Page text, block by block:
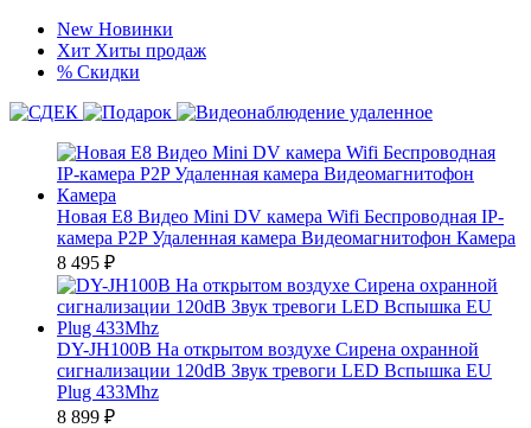
New Новинки
Хит Хиты продаж
% Скидки
Новая E8 Видео Mini DV камера Wifi Беспроводная IP-
камера P2P Удаленная камера Видеомагнитофон Камера
8 495 ₽
DY-JH100B На открытом воздухе Сирена охранной
сигнализации 120dB Звук тревоги LED Вспышка EU
Plug 433Mhz
8 899 ₽